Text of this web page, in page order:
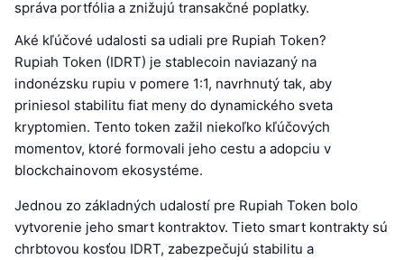
správa portfólia a znižujú transakčné poplatky.
Aké kľúčové udalosti sa udiali pre Rupiah Token?
Rupiah Token (IDRT) je stablecoin naviazaný na
indonézsku rupiu v pomere 1:1, navrhnutý tak, aby
priniesol stabilitu fiat meny do dynamického sveta
kryptomien. Tento token zažil niekoľko kľúčových
momentov, ktoré formovali jeho cestu a adopciu v
blockchainovom ekosystéme.
Jednou zo základných udalostí pre Rupiah Token bolo
vytvorenie jeho smart kontraktov. Tieto smart kontrakty sú
chrbtovou kosťou IDRT, zabezpečujú stabilitu a